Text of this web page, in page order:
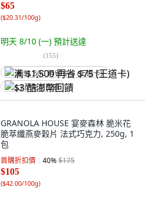
$65
($20.31/100g)
明天 8/10 (一) 預計送達
(155)
满 $1,500 再省 $75 (王道卡)
$3 酷澎幣回饋
GRANOLA HOUSE 宴麥森林 脆米花
脆萃纖燕麥穀片 法式巧克力, 250g, 1
包
首購折扣價 40%$175
$105
($42.00/100g)